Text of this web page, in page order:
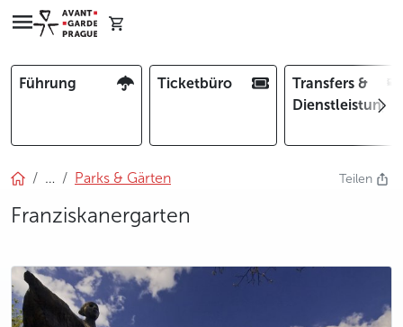
Führung Ticketbüro
Transfers &
… Parks & Gärten Teilen
Franziskanergarten
photo 5